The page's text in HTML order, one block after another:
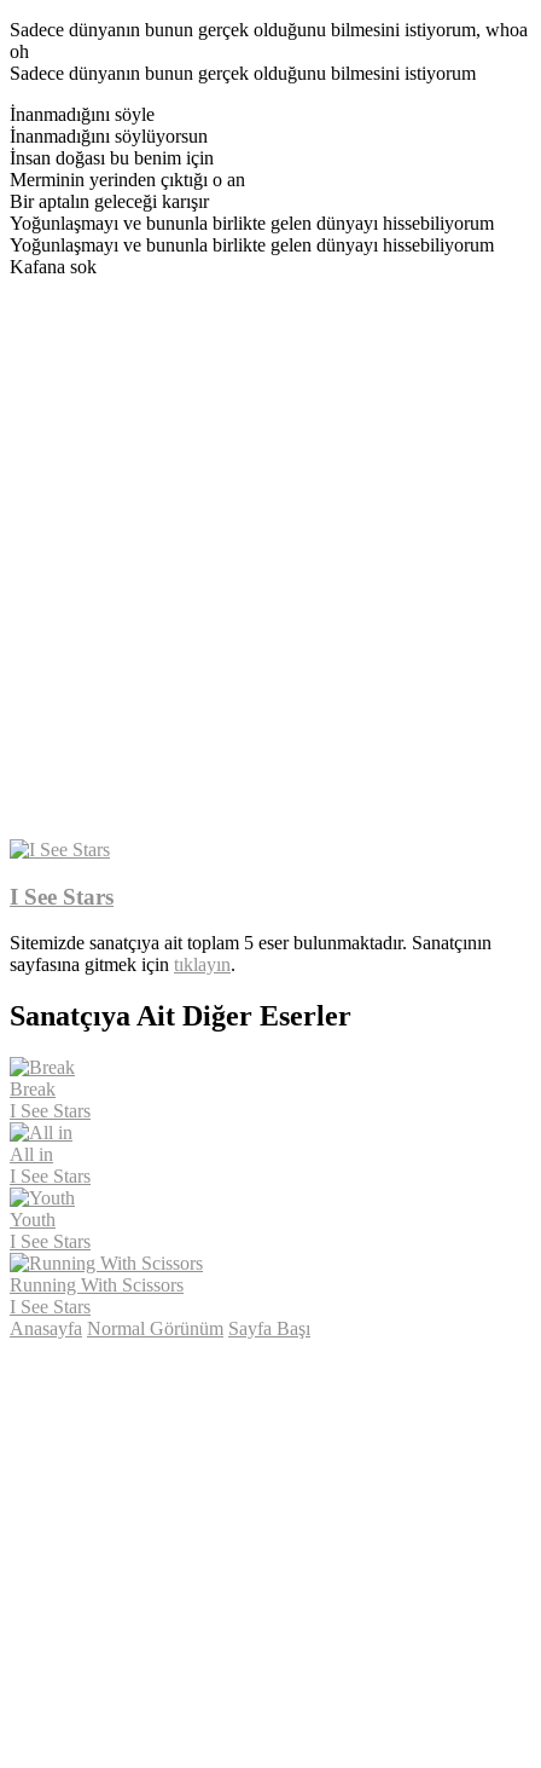
Sadece dünyanın bunun gerçek olduğunu bilmesini istiyorum, whoa
oh
Sadece dünyanın bunun gerçek olduğunu bilmesini istiyorum
İnanmadığını söyle
İnanmadığını söylüyorsun
İnsan doğası bu benim için
Merminin yerinden çıktığı o an
Bir aptalın geleceği karışır
Yoğunlaşmayı ve bununla birlikte gelen dünyayı hissebiliyorum
Yoğunlaşmayı ve bununla birlikte gelen dünyayı hissebiliyorum
Kafana sok
I See Stars
Sitemizde sanatçıya ait toplam 5 eser bulunmaktadır. Sanatçının
sayfasına gitmek için tıklayın.
Sanatçıya Ait Diğer Eserler
Break
I See Stars
All in
I See Stars
Youth
I See Stars
Running With Scissors
I See Stars
Anasayfa Normal Görünüm Sayfa Başı